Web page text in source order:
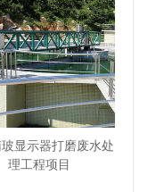
显示器打磨废水处
理工程项目